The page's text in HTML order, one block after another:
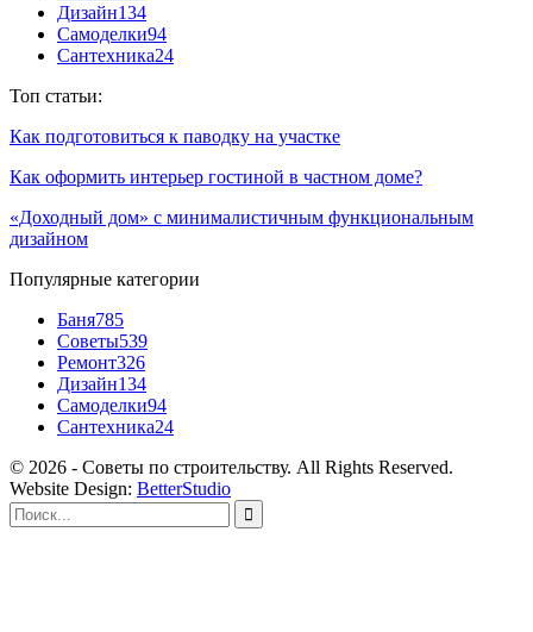
Дизайн134
Самоделки94
Сантехника24
Топ статьи:
Как подготовиться к паводку на участке
Как оформить интерьер гостиной в частном доме?
«Доходный дом» с минималистичным функциональным
дизайном
Популярные категории
Баня785
Советы539
Ремонт326
Дизайн134
Самоделки94
Сантехника24
© 2026 - Советы по строительству. All Rights Reserved.
Website Design: BetterStudio